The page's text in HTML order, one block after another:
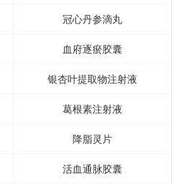
冠心丹参滴丸
血府逐瘀胶囊
银杏叶提取物注射液
葛根素注射液
降脂灵片
活血通脉胶囊